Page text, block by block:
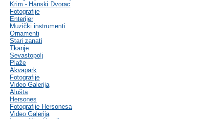
Krim - Hanski Dvorac
Fotografije
Enterijer
Muzički instrumenti
Ornamenti
Stari zanati
Tkanje
Sevastopolj
Plaže
Akvapark
Fotografije
Video Galerija
Alušta
Hersones
Fotografije Hersonesa
Video Galerija